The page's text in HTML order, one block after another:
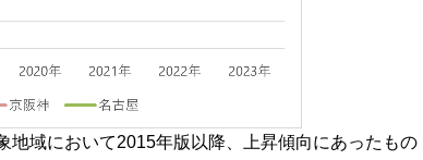
域において2015年版以降、上昇傾向にあったもの